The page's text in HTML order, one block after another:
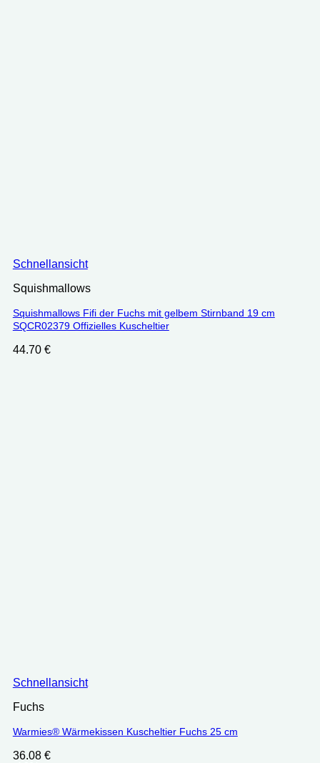
Schnellansicht
Squishmallows
Squishmallows Fifi der Fuchs mit gelbem Stirnband 19 cm
‎SQCR02379 Offizielles Kuscheltier
44.70 €
Schnellansicht
Fuchs
Warmies® Wärmekissen Kuscheltier Fuchs 25 cm
36.08 €